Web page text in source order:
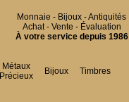
Monnaie - Bijoux - Antiquités
Achat - Vente - Évaluation
À votre service depuis 1986
Métaux
Précieux
Bijoux Timbres